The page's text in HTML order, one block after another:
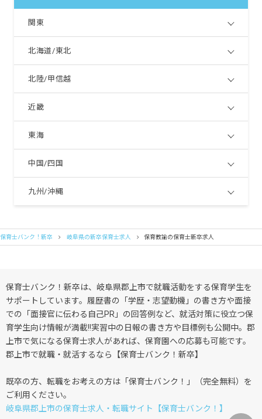
関東
北海道/東北
北陸/甲信越
近畿
東海
中国/四国
九州/沖縄
保育士バンク！新卒 岐阜県の新卒保育士求人 保育教諭の保育士新卒求人
保育士バンク！新卒は、岐阜県郡上市で就職活動をする保育学生を
サポートしています。履歴書の「学歴・志望動機」の書き方や面接
での「面接官に伝わる自己PR」の回答例など、就活対策に役立つ保
育学生向け情報が満載!!実習中の日報の書き方や目標例も公開中。郡
上市で気になる保育士求人があれば、保育園への応募も可能です。
郡上市で就職・就活するなら【保育士バンク！新卒】
既卒の方、転職をお考えの方は「保育士バンク！」（完全無料）を
ご利用ください。
岐阜県郡上市の保育士求人・転職サイト【保育士バンク！】